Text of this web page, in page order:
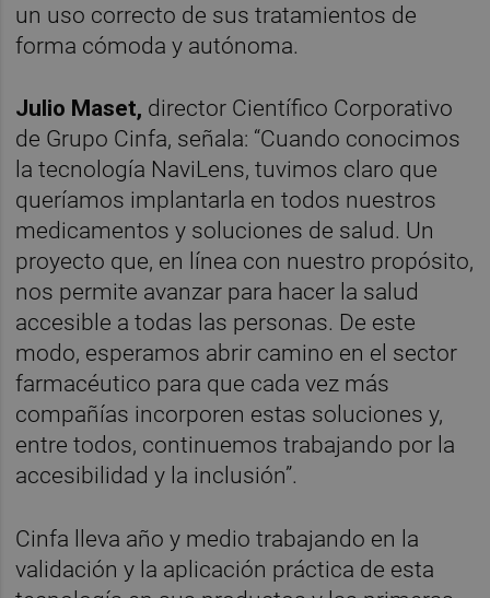
un uso correcto de sus tratamientos de
forma cómoda y autónoma.
Julio Maset, director Científico Corporativo
de Grupo Cinfa, señala: “Cuando conocimos
la tecnología NaviLens, tuvimos claro que
queríamos implantarla en todos nuestros
medicamentos y soluciones de salud. Un
proyecto que, en línea con nuestro propósito,
nos permite avanzar para hacer la salud
accesible a todas las personas. De este
modo, esperamos abrir camino en el sector
farmacéutico para que cada vez más
compañías incorporen estas soluciones y,
entre todos, continuemos trabajando por la
accesibilidad y la inclusión”.
Cinfa lleva año y medio trabajando en la
validación y la aplicación práctica de esta